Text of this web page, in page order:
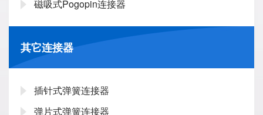
磁吸式Pogopin连接器
其它连接器
插针式弹簧连接器
弹片式弹簧连接器